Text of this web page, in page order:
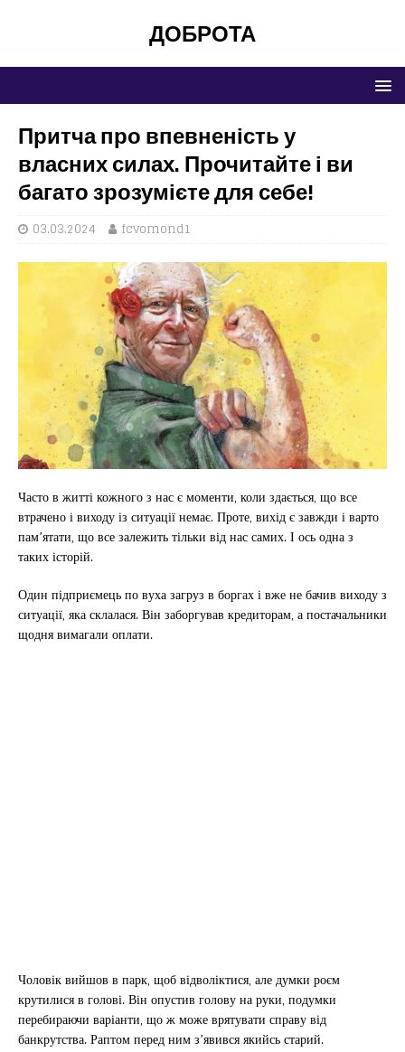
ДОБРОТА
Притча про впевненість у
власних силах. Прочитайте і ви
багато зрозумієте для себе!
03.03.2024 fcvomond1
Часто в житті кожного з нас є моменти, коли здається, що все
втрачено і виходу із ситуації немає. Проте, вихід є завжди і варто
пам’ятати, що все залежить тільки від нас самих. І ось одна з
таких історій.
Один підприємець по вуха загруз в боргах і вже не бачив виходу з
ситуації, яка склалася. Він заборгував кредиторам, а постачальники
щодня вимагали оплати.
Чоловік вийшов в парк, щоб відволіктися, але думки роєм
крутилися в голові. Він опустив голову на руки, подумки
перебираючи варіанти, що ж може врятувати справу від
банкрутства. Раптом перед ним з’явився якийсь старий.